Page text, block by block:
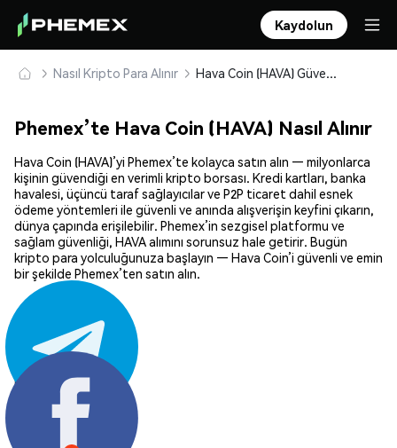
Kaydolun
Nasıl Kripto Para Alınır Hava Coin (HAVA) Güvenle Satın Alın ve Saklayın
Phemex’te Hava Coin (HAVA) Nasıl Alınır
Hava Coin (HAVA)’yi Phemex’te kolayca satın alın — milyonlarca
kişinin güvendiği en verimli kripto borsası. Kredi kartları, banka
havalesi, üçüncü taraf sağlayıcılar ve P2P ticaret dahil esnek
ödeme yöntemleri ile güvenli ve anında alışverişin keyfini çıkarın,
dünya çapında erişilebilir. Phemex’in sezgisel platformu ve
sağlam güvenliği, HAVA alımını sorunsuz hale getirir. Bugün
kripto para yolculuğunuza başlayın — Hava Coin’i güvenli ve emin
bir şekilde Phemex’ten satın alın.
Paylaş: